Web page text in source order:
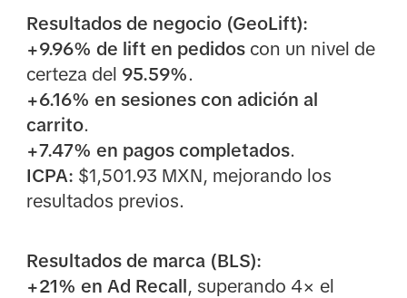
Resultados de negocio (GeoLift):
+9.96% de lift en pedidoscon un nivel de
certeza del 95.59%.
+6.16% en sesiones con adición al
carrito.
+7.47% en pagos completados.
ICPA: $1,501.93 MXN, mejorando los
resultados previos.
Resultados de marca (BLS):
+21% en Ad Recall , superando 4× el